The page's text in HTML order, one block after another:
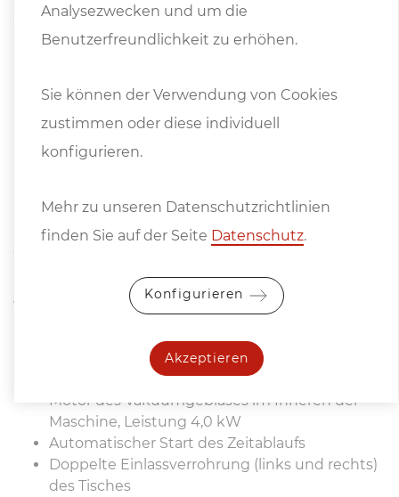
des Förderbandes (Länge 1350, Ø =150 mm), das sich
Die Bürste dreht sich gegen die Rotation des
in den Löchern des Vakuumsystems verbliebenen
VAKUUMSYSTEM
Gelochtes und geschlitztes Förderband und
Motor des Vakuumgebläses im Inneren der
Maschine, Leistung 4,0 kW
Automatischer Start des Zeitablaufs
Doppelte Einlassverrohrung (links und rechts)
des Tisches
Analysezwecken und um die
Benutzerfreundlichkeit zu erhöhen.
Sie können der Verwendung von Cookies
zustimmen oder diese individuell
konfigurieren.
Mehr zu unseren Datenschutzrichtlinien
finden Sie auf der Seite Datenschutz.
Konfigurieren
Akzeptieren